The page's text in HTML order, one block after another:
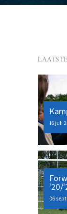
16 juli
'20/
06